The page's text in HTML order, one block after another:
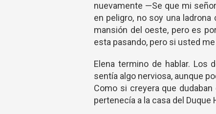
nuevamente —Se que mi
en peligro, no soy una
mansión del oeste, pero es
esta pasando, pero si usted
Elena termino de hablar. Los
sentía algo nerviosa, aunque
Como si creyera que
pertenecía a la casa del Duque